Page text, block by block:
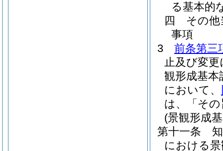
る基本的
四
その
事項
3
前条第三
止及び変
観形成基
において、
は、「そ
(景観形成
第十一条
における